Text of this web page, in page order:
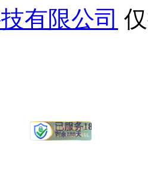
有限公司